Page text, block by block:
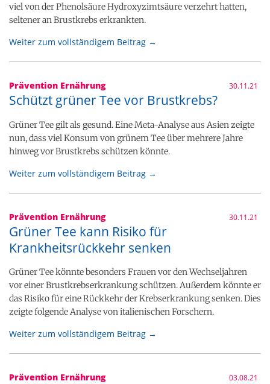
viel von der Phenolsäure Hydroxyzimtsäure verzehrt hatten,
seltener an Brustkrebs erkrankten.
Weiter zum vollständigem Beitrag →
Prävention Ernährung 30.11.21
Schützt grüner Tee vor Brustkrebs?
Grüner Tee gilt als gesund. Eine Meta-Analyse aus Asien zeigte
nun, dass viel Konsum von grünem Tee über mehrere Jahre
hinweg vor Brustkrebs schützen könnte.
Weiter zum vollständigem Beitrag →
Prävention Ernährung 30.11.21
Grüner Tee kann Risiko für
Krankheitsrückkehr senken
Grüner Tee könnte besonders Frauen vor den Wechseljahren
vor einer Brustkrebserkrankung schützen. Außerdem könnte er
das Risiko für eine Rückkehr der Krebserkrankung senken. Dies
zeigte folgende Analyse von italienischen Forschern.
Weiter zum vollständigem Beitrag →
Prävention Ernährung 03.08.21